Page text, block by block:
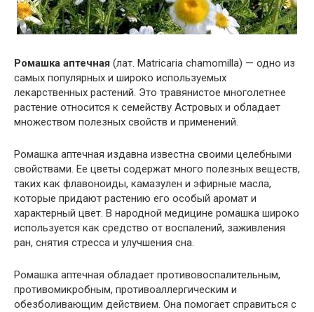
Ромашка аптечная (лат. Matricaria chamomilla) — одно из
самых популярных и широко используемых
лекарственных растений. Это травянистое многолетнее
растение относится к семейству Астровых и обладает
множеством полезных свойств и применений.
Ромашка аптечная издавна известна своими целебными
свойствами. Ее цветы содержат много полезных веществ,
таких как флавоноиды, камазулен и эфирные масла,
которые придают растению его особый аромат и
характерный цвет. В народной медицине ромашка широко
используется как средство от воспалений, заживления
ран, снятия стресса и улучшения сна.
Ромашка аптечная обладает противовоспалительным,
противомикробным, противоаллергическим и
обезболивающим действием. Она помогает справиться с